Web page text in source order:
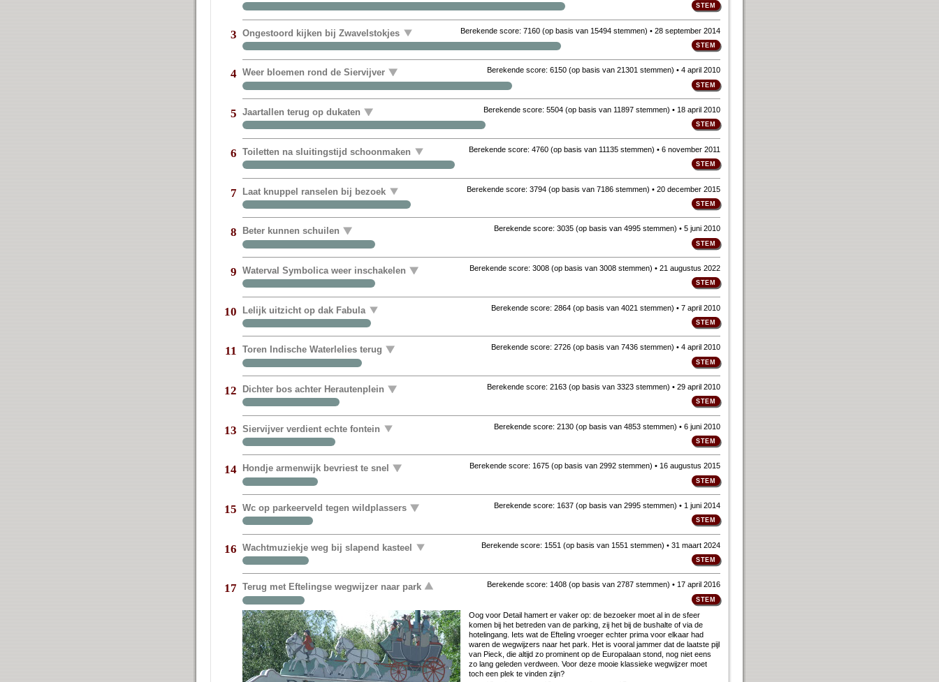
3 Ongestoord kijken bij Zwavelstokjes Berekende score: 7160(op basis van 15494 stemmen) • 28 september 2014
4 Weer bloemen rond de Siervijver Berekende score: 6150(op basis van 21301 stemmen) • 4 april 2010
5 Jaartallen terug op dukaten Berekende score: 5504(op basis van 11897 stemmen) • 18 april 2010
6 Toiletten na sluitingstijd schoonmaken Berekende score: 4760(op basis van 11135 stemmen) • 6 november 2011
7 Laat knuppel ranselen bij bezoek Berekende score: 3794(op basis van 7186 stemmen) • 20 december 2015
8 Beter kunnen schuilen Berekende score: 3035(op basis van 4995 stemmen) • 5 juni 2010
9 Waterval Symbolica weer inschakelen Berekende score: 3008(op basis van 3008 stemmen) • 21 augustus 2022
10 Lelijk uitzicht op dak Fabula Berekende score: 2864(op basis van 4021 stemmen) • 7 april 2010
11 Toren Indische Waterlelies terug Berekende score: 2726(op basis van 7436 stemmen) • 4 april 2010
12 Dichter bos achter Herautenplein Berekende score: 2163(op basis van 3323 stemmen) • 29 april 2010
13 Siervijver verdient echte fontein Berekende score: 2130(op basis van 4853 stemmen) • 6 juni 2010
14 Hondje armenwijk bevriest te snel Berekende score: 1675(op basis van 2992 stemmen) • 16 augustus 2015
15 Wc op parkeerveld tegen wildplassers Berekende score: 1637(op basis van 2995 stemmen) • 1 juni 2014
16 Wachtmuziekje weg bij slapend kasteel Berekende score: 1551 (op basis van 1551 stemmen) • 31 maart 2024
17 Terug met Eftelingse wegwijzer naar park Berekende score: 1408(op basis van 2787 stemmen) • 17 april 2016
Oog voor Detail hamert er vaker op: de be­zoeker moet al in de sfeer
komen bij het betreden van de parking, zij het bij de bus­halte of via de
hotel­ingang. Iets wat de Efteling vroeger echter prima voor elkaar had
waren de weg­wijzers naar het park. Het is vooral jammer dat de laatste pijl
van Pieck, die altijd zo prominent op de Europa­laan stond, nog niet eens
zo lang ge­leden ver­dween. Voor deze mooie klassieke weg­wijzer moet
toch een plek te vinden zijn?